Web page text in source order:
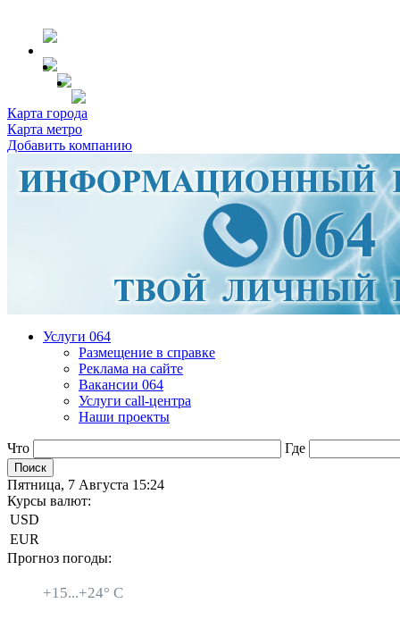
Карта города
Карта метро
Добавить компанию
Услуги 064
Размещение в справке
Реклама на сайте
Вакансии 064
Услуги call-центра
Наши проекты
Что Где
Пятница, 7 Августа 15:24
Курсы валют:
USD
EUR
Прогноз погоды:
+15...+24° C